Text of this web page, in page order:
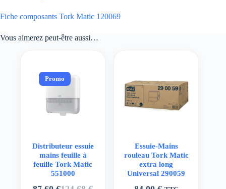
Fiche composants Tork Matic 120069
Vous aimerez peut-être aussi…
Promo
Distributeur essuie
mains feuille à
feuille Tork Matic
551000
Essuie-Mains
rouleau Tork Matic
extra long
Universal 290059